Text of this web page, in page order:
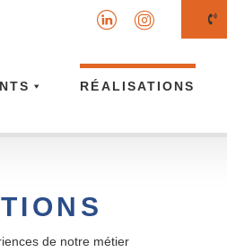
RÉALISATIONS
de notre métier